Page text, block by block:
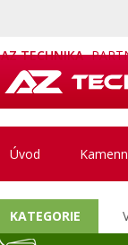
AZ TECHNIKA
Úvod
KATEGORIE